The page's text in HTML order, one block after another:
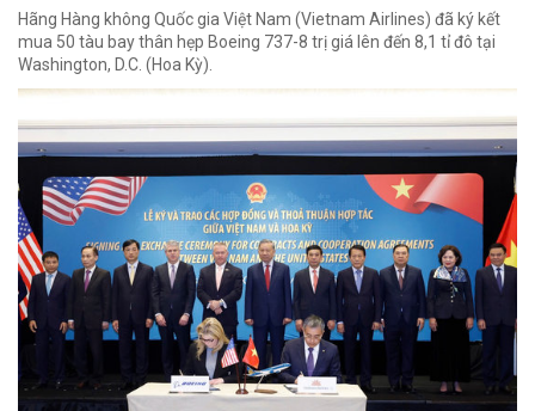
Hãng Hàng không Quốc gia Việt Nam (Vietnam Airlines) đã ký kết
mua 50 tàu bay thân hẹp Boeing 737-8 trị giá lên đến 8,1 tỉ đô tại
Washington, D.C. (Hoa Kỳ).